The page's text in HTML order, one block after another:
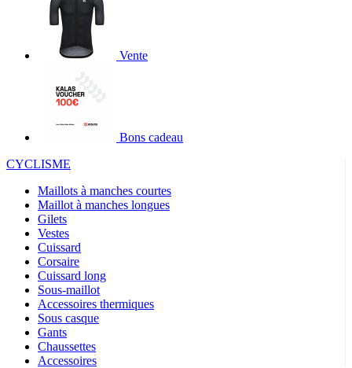
Vente
Bons cadeau
CYCLISME
Maillots à manches courtes
Maillot à manches longues
Gilets
Vestes
Cuissard
Corsaire
Cuissard long
Sous-maillot
Accessoires thermiques
Sous casque
Gants
Chaussettes
Accessoires